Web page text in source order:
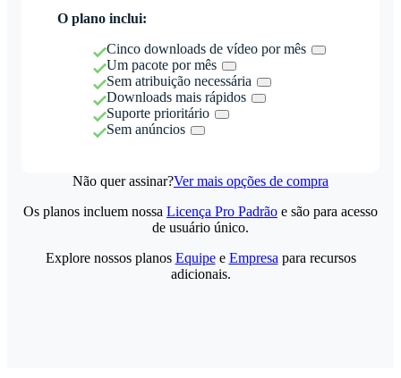
O plano inclui:
Cinco downloads de vídeo por mês
Um pacote por mês
Sem atribuição necessária
Downloads mais rápidos
Suporte prioritário
Sem anúncios
Não quer assinar?Ver mais opções de compra
Os planos incluem nossa Licença Pro Padrão e são para acesso
de usuário único.
Explore nossos planos Equipee Empresa para recursos
adicionais.